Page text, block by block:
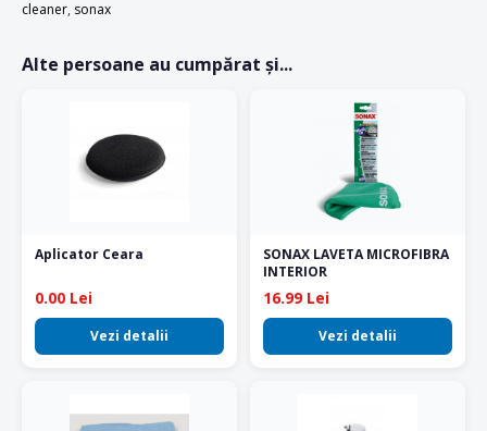
cleaner, sonax
Alte persoane au cumpărat și...
Aplicator Ceara
0.00 Lei
Vezi detalii
SONAX LAVETA MICROFIBRA
INTERIOR
16.99 Lei
Vezi detalii